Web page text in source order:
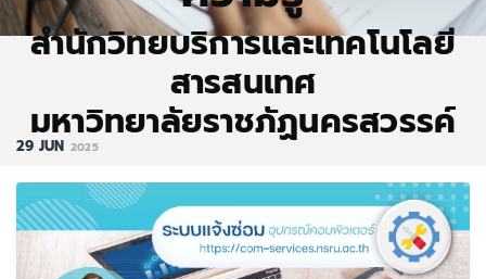
สำนักวิทยบริการและเทคโนโลยี
สารสนเทศ
มหาวิทยาลัยราชภัฏนครสวรรค์
29 JUN 2025